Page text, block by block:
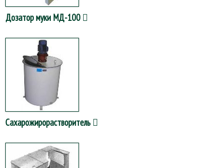
Дозатор муки МД-100
Сахарожирорастворитель